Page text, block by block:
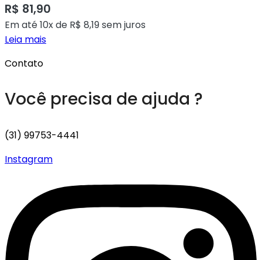
R$ 81,90
Em até 10x de R$ 8,19sem juros
Leia mais
Contato
Você precisa de ajuda ?
(31) 99753-4441
Instagram